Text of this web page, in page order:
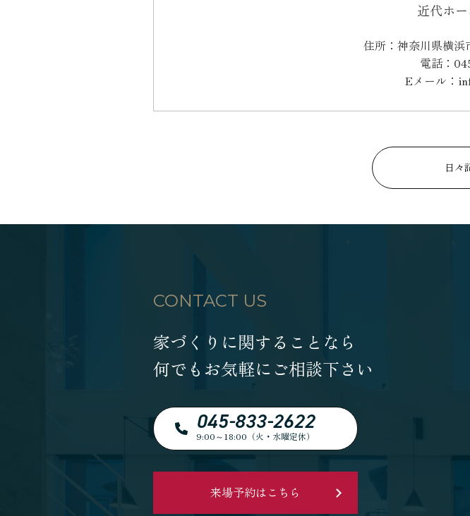
近代ホ
住所：神奈川県横
電話：
Eメール：
日々
CONTACT US
家づくりに関することなら
何でもお気軽にご相談下さい
045-833-2622
9:00～18:00（火・水曜定休）
来場予約はこちら